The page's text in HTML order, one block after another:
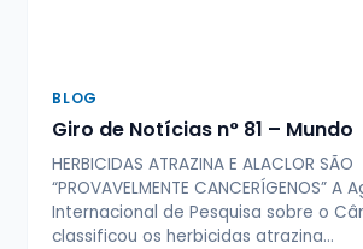
BLOG
Giro de Notícias n° 81 – Mundo
HERBICIDAS ATRAZINA E ALACLOR SÃO
“PROVAVELMENTE CANCERÍGENOS” A
Internacional de Pesquisa sobre o
classificou os herbicidas atrazina…